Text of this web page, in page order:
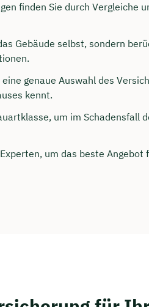
finden Sie durch Vergleiche
Gebäude selbst, sondern
genaue Auswahl des
kennt.
um im Schadensfall
um das beste Angebot
18 Uhr